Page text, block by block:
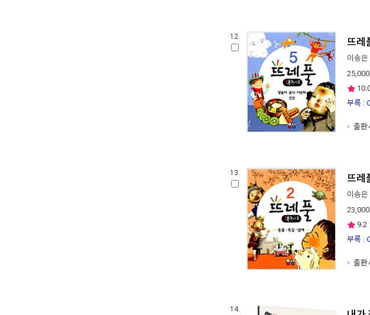
12. 뜨레
이송은
25,000
부록 :
출판
13. 뜨레
이송은
23,000
9.2
부록 :
출판
14.